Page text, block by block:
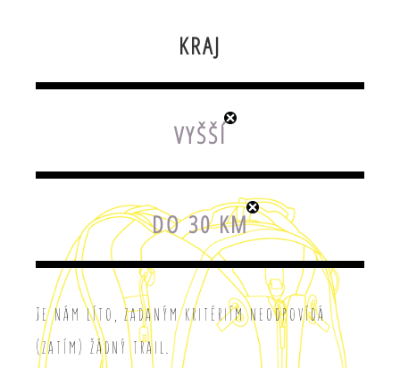
KRAJ
VYŠŠÍ
DO 30 KM
Je nám líto, zadaným kritériím neodpovídá
(zatím) žádný trail.